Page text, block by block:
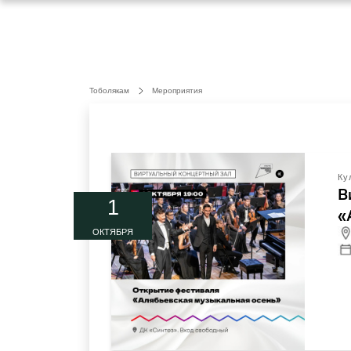
Тоболякам Мероприятия
1
ОКТЯБРЯ